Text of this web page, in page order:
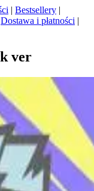
| Bestsellery |
Dostawa i płatności |
ver